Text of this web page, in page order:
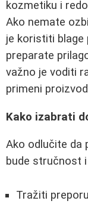
kozmetiku i
Ako nemate
je koristiti blage
preparate
važno je voditi
primeni
Kako izabrati
Ako odlučite da
bude stručnost
Tražiti